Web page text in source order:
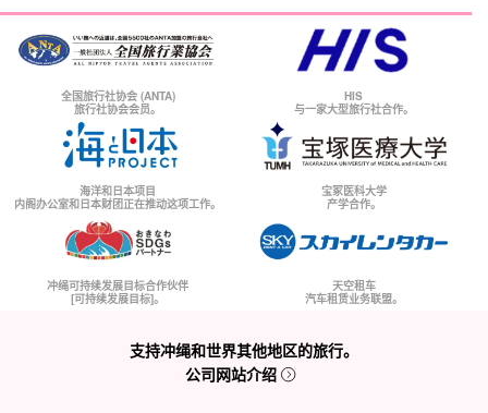
全国旅行社协会 (ANTA)
旅行社协会会员。
HIS
与一家大型旅行社合作。
海洋和日本项目
内阁办公室和日本财团正在推动这项工作。
宝冢医科大学
产学合作。
冲绳可持续发展目标合作伙伴
[可持续发展目标]。
天空租车
汽车租赁业务联盟。
支持冲绳和世界其他地区的旅行。
公司网站介绍